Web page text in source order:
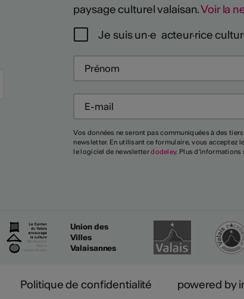
paysage culturel valaisan.Voir la
Je suis un·e acteur·rice
Vos données ne seront pas communiquées à des
newsletter. En utilisant ce formulaire, vous acceptez
le logiciel de newsletterdodeley. Plus d'informations
Union des
Villes
Valaisannes
Politique de confidentialité powered by